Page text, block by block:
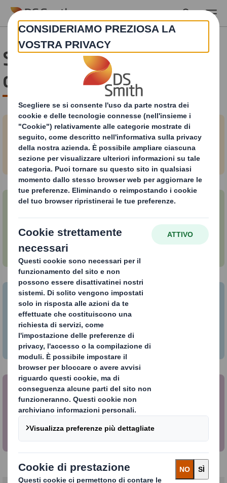
Skip to main content
Scopri di più sull'economia
circolare
Che cos'è l'economia circolare
circolare
Come introdurre il tuo business
nell'Economia Circolare?
Cosa puoi fare per supportare
l'Economia Circolare